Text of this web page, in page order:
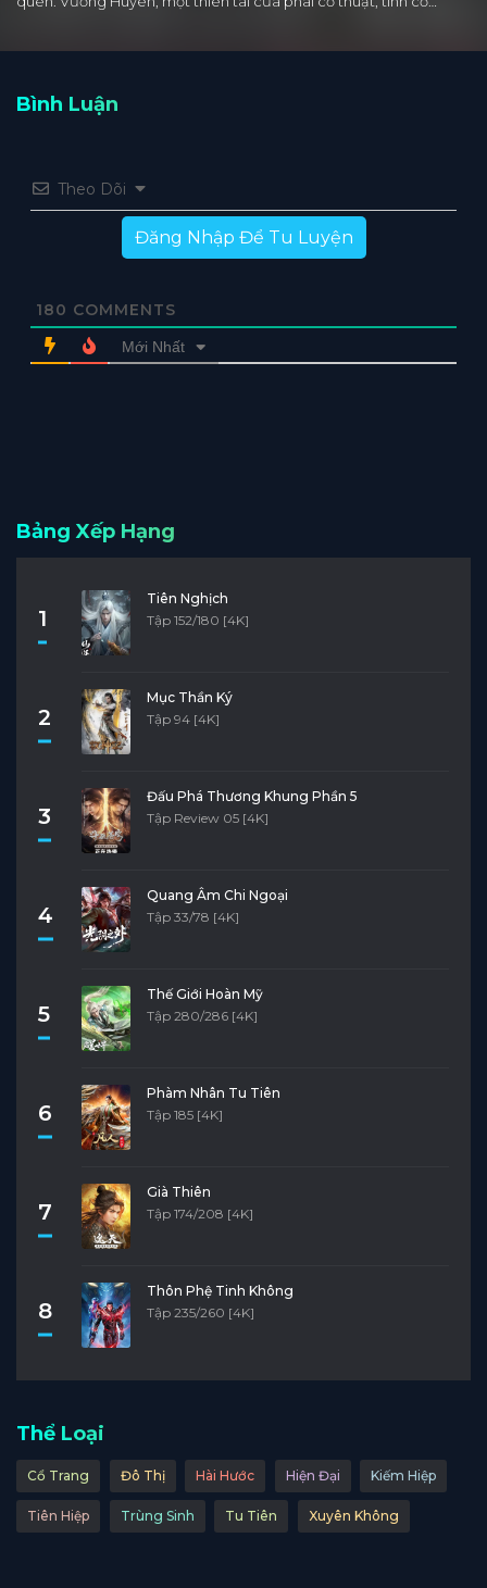
Bình Luận
Theo Dõi
Đăng Nhập Để Tu Luyện
180 COMMENTS
Mới Nhất
Bảng Xếp Hạng
1
Tiên Nghịch
Tập 152/180 [4K]
2
Mục Thần Ký
Tập 94 [4K]
3
Đấu Phá Thương Khung Phần 5
Tập Review 05 [4K]
4
Quang Âm Chi Ngoại
Tập 33/78 [4K]
5
Thế Giới Hoàn Mỹ
Tập 280/286 [4K]
6
Phàm Nhân Tu Tiên
Tập 185 [4K]
7
Già Thiên
Tập 174/208 [4K]
8
Thôn Phệ Tinh Không
Tập 235/260 [4K]
Thể Loại
Cổ Trang Đô Thị Hài Hước Hiện Đại Kiếm Hiệp
Tiên Hiệp Trùng Sinh Tu Tiên Xuyên Không